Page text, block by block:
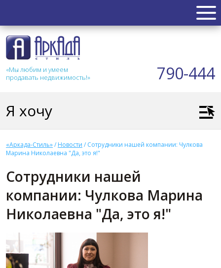
«Мы любим и умеем
продавать недвижимость!»
790-444
НЕДВИЖИМОСТЬ
Таунхаус
Коммерческая
АКЦИИ
СТАТЬИ
О НАС
Я хочу
Расширенный поиск
«Аркада-Стиль»/ Новости / Сотрудники нашей компании: Чулкова
Марина Николаевна "Да, это я!"
Сотрудники нашей
компании: Чулкова Марина
Николаевна "Да, это я!"